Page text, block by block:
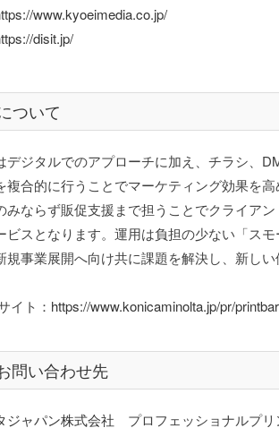
www.kyoeimedia.co.jp/
disit.jp/
ついて
デジタルでのアプローチに加え、チラシ、
複合的に行うことでマーケティング効果を高
みならず販促支援まで担うことでクライア
ビスとなります。運用は負担の少ない「ス
規事業展開へ向け共に課題を解決し、新しい
イト： https://www.konicaminolta.jp/pr/printbar
問い合わせ先
ジャパン株式会社 プロフェッショナルプリ